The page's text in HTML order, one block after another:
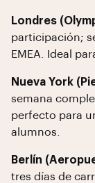
Londres
participación;
EMEA. Ideal
Nueva York
semana
perfecto para
alumnos.
Berlín
tres días de